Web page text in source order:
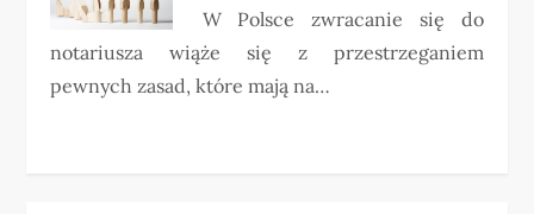
W Polsce zwracanie się do
notariusza wiąże się z przestrzeganiem
pewnych zasad, które mają na…